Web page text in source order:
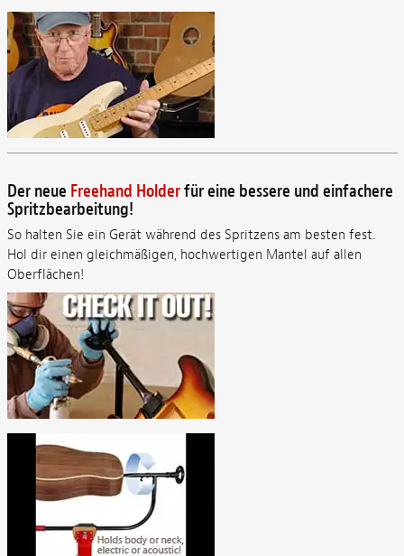
Der neue Freehand Holderfür eine bessere und einfachere
Spritzbearbeitung!
So halten Sie ein Gerät während des Spritzens am besten fest.
Hol dir einen gleichmäßigen, hochwertigen Mantel auf allen
Oberflächen!